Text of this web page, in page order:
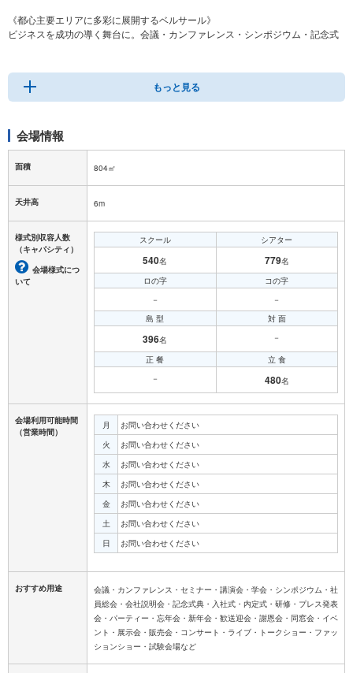
《都心主要エリアに多彩に展開するベルサール》
ビジネスを成功の導く舞台に。会議・カンファレンス・シンポジウム・記念式
す。
もっと見る
会場情報
面積 804㎡
天井高 6m
様式別収容人数
（キャパシティ）
会場様式につ
いて
スクール
540名
シアター
779名
ロの字
－
コの字
－
島 型
396名
対 面
－
正 餐
－
立 食
480名
会場利用可能時間
（営業時間）
月
お問い合わせください
火
お問い合わせください
水
お問い合わせください
木
お問い合わせください
金
お問い合わせください
土
お問い合わせください
日
お問い合わせください
おすすめ用途
会議・カンファレンス・セミナー・講演会・学会・シンポジウム・社
員総会・会社説明会・記念式典・入社式・内定式・研修・プレス発表
会・パーティー・忘年会・新年会・歓送迎会・謝恩会・同窓会・イベ
ント・展示会・販売会・コンサート・ライブ・トークショー・ファッ
ションショー・試験会場など